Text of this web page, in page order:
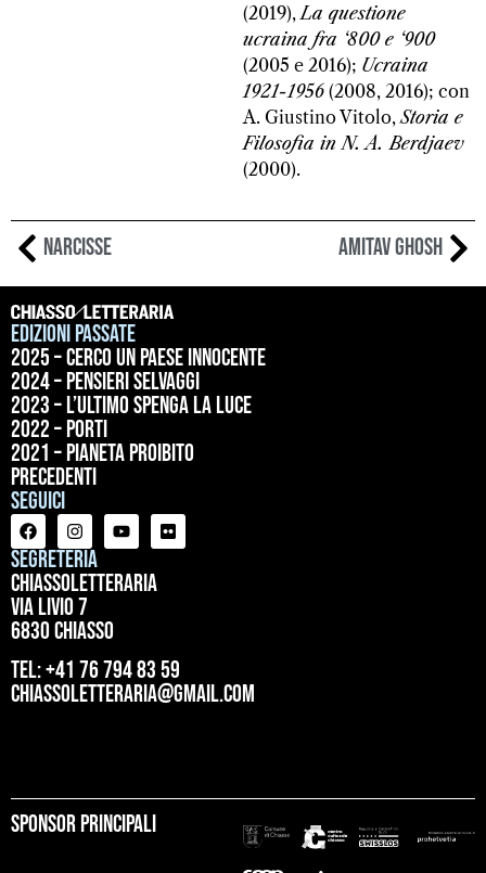
(2019),La questione
ucraina fra ‘800 e ‘900
(2005 e 2016); Ucraina
1921-1956 (2008, 2016); con
A. Giustino Vitolo,Storia e
Filosofia in N. A. Berdjaev
(2000).
Narcisse Amitav Ghosh
Edizioni passate
2025 – Cerco un paese innocente
2024 – Pensieri selvaggi
2023 – L’ultimo spenga la luce
2022 – Porti
2021 – Pianeta proibito
precedenti
Seguici
Segreteria
ChiassoLetteraria
Via Livio 7
6830 Chiasso
tel: +41 76 794 83 59
chiassoletteraria@gmail.com
Sponsor principali